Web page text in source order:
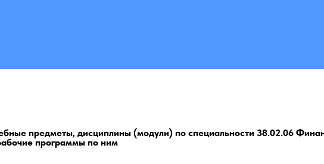
предметы, дисциплины (модули) по специальности 38.02.06
программы по ним